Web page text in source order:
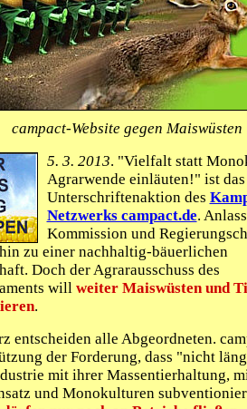
campact-Website gegen Maiswüsten
5. 3. 2013. "Vielfalt statt
Agrarwende einläuten!" ist
Unterschriftenaktion des
Netzwerks campact.de.
Kommission und
zu einer nachhaltig-bäuerlichen
Doch der Agrarausschuss des
will weiter Maiswüsten und
.
entscheiden alle Abgeordneten.
der Forderung, dass "nicht
mit ihrer Massentierhaltung,
und Monokulturen